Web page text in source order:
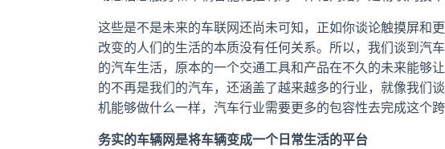
这些是不是未来的车联网还尚未可知，正如你谈论触摸屏和
改变的人们的生活的本质没有任何关系。所以，我们谈到汽
的汽车生活，原本的一个交通工具和产品在不久的未来能够
的不再是我们的汽车，还涵盖了越来越多的行业，就像我们
机能够做什么一样，汽车行业需要更多的包容性去完成这个跨
务实的车辆网是将车辆变成一个日常生活的平台